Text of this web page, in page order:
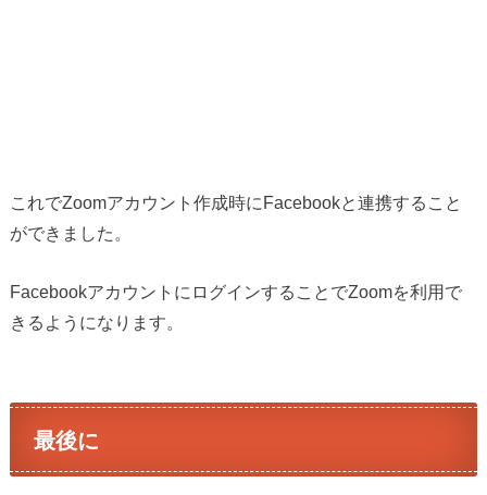
これでZoomアカウント作成時にFacebookと連携すること
ができました。
FacebookアカウントにログインすることでZoomを利用で
きるようになります。
最後に